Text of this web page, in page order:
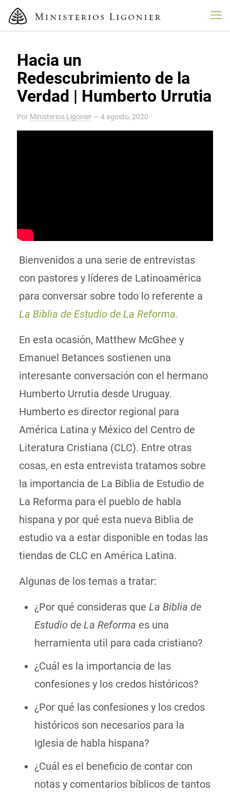
Hacia un
Redescubrimiento de la
Verdad | Humberto Urrutia
Por Ministerios Ligonier — 4 agosto, 2020
Bienvenidos a una serie de entrevistas
con pastores y líderes de Latinoamérica
para conversar sobre todo lo referente a
La Biblia de Estudio de La Reforma.
En esta ocasión, Matthew McGhee y
Emanuel Betances sostienen una
interesante conversación con el hermano
Humberto Urrutia desde Uruguay.
Humberto es director regional para
América Latina y México del Centro de
Literatura Cristiana (CLC). Entre otras
cosas, en esta entrevista tratamos sobre
la importancia de La Biblia de Estudio de
La Reforma para el pueblo de habla
hispana y por qué esta nueva Biblia de
estudio va a estar disponible en todas las
tiendas de CLC en América Latina.
Algunas de los temas a tratar:
¿Por qué consideras que La Biblia de
Estudio de La Reforma es una
herramienta util para cada cristiano?
¿Cuál es la importancia de las
confesiones y los credos históricos?
¿Por qué las confesiones y los credos
históricos son necesarios para la
Iglesia de habla hispana?
¿Cuál es el beneficio de contar con
notas y comentarios bíblicos de tantos